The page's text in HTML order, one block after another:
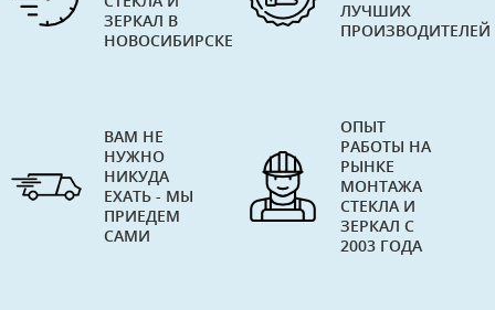
ЗЕРКАЛ В
НОВОСИБИРСКЕ
ЛУЧШИХ
ПРОИЗВОДИТЕЛЕЙ
ВАМ НЕ
НУЖНО
НИКУДА
ЕХАТЬ - МЫ
ПРИЕДЕМ
САМИ
ОПЫТ
РАБОТЫ НА
РЫНКЕ
МОНТАЖА
СТЕКЛА И
ЗЕРКАЛ С
2003 ГОДА